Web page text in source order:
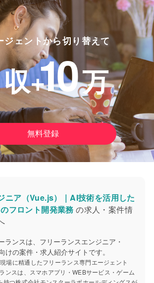
ジェントから切り替えて
+10 万
無料登録
ニア（Vue.js）｜AI技術を活用した
フロント開発業務の求人・案件情
ランスは、フリーランスエンジニア・
けの案件・求人紹介サイトです。
場に精通したフリーランス専門エージェント
ンスは、スマホアプリ・WEBサービス・ゲーム